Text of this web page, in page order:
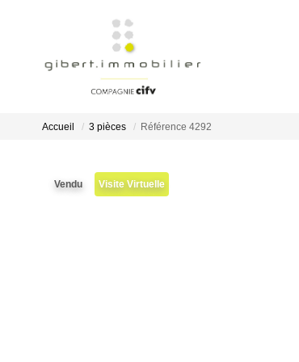
Accueil 3 pièces Référence 4292
Vendu Visite Virtuelle